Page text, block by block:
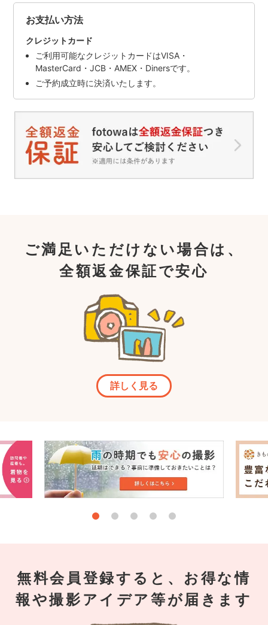
お支払い方法
クレジットカード
ご利用可能なクレジットカードはVISA・
MasterCard・JCB・AMEX・Dinersです。
ご予約成立時に決済いたします。
ご満足いただけない場合は、
全額返金保証で安心
詳しく見る
無料会員登録すると、お得な情
報や撮影アイデア等が届きます